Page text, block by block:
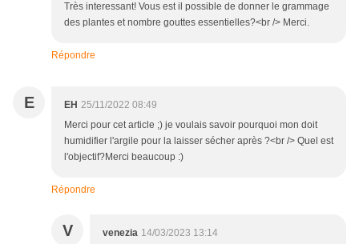
Très interessant! Vous est il possible de donner le grammage
des plantes et nombre gouttes essentielles?<br /> Merci.
Répondre
E EH 25/11/2022 08:49
Merci pour cet article ;) je voulais savoir pourquoi mon doit
humidifier l'argile pour la laisser sécher après ?<br /> Quel est
l'objectif?Merci beaucoup :)
Répondre
V venezia 14/03/2023 13:14